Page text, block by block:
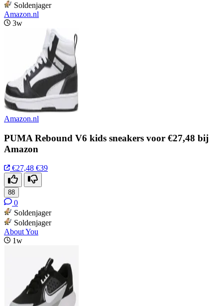
Soldenjager
Amazon.nl
3w
Amazon.nl
PUMA Rebound V6 kids sneakers voor €27,48 bij
Amazon
€27,48 €39
88
0
Soldenjager
Soldenjager
About You
1w